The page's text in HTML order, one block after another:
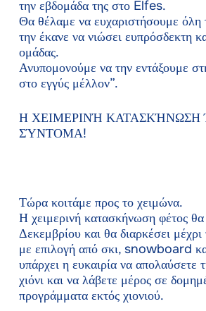
την εβδομάδα της στο Elfes.
Θα θέλαμε να ευχαριστήσουμε όλη
την έκανε να νιώσει ευπρόσδεκτη
ομάδας.
Ανυπομονούμε να την εντάξουμε
στο εγγύς μέλλον”.
Η ΧΕΙΜΕΡΙΝΉ ΚΑΤΑΣΚΉΝΩΣΗ
ΣΎΝΤΟΜΑ!
Τώρα κοιτάμε προς το χειμώνα.
Η χειμερινή κατασκήνωση φέτος θα
Δεκεμβρίου και θα διαρκέσει
με επιλογή από σκι, snowboard
υπάρχει η ευκαιρία να απολαύσετε
χιόνι και να λάβετε μέρος σε
προγράμματα εκτός χιονιού.